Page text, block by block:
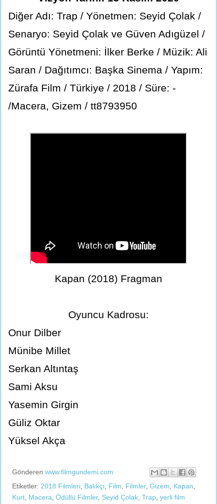
Diğer Adı: Trap / Yönetmen: Seyid Çolak /
Senaryo: Seyid Çolak ve Güven Adıgüzel /
Görüntü Yönetmeni: İlker Berke / Müzik: Ali
Saran / Dağıtımcı: Başka Sinema / Yapım:
Zürafa Film / Türkiye / 2018 / Süre: -
/Macera, Gizem / tt8793950
Kapan (2018) Fragman
Oyuncu Kadrosu:
Onur Dilber
Münibe Millet
Serkan Altıntaş
Sami Aksu
Yasemin Girgin
Güliz Oktar
Yüksel Akça
Gönderen www.filmgundemi.com
Etiketler: 2018 Filmleri Balıkçı Film Filmler, Gizem Kapan
Kurt Macera Ödüllü Filmler, Seyid Çolak Trap yerli film